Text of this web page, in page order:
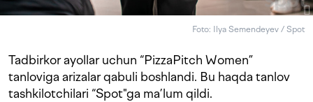
Foto: Ilya Semendeyev / Spot
Tadbirkor ayollar uchun “PizzaPitch Women”
tanloviga arizalar qabuli boshlandi. Bu haqda tanlov
tashkilotchilari “Spot"ga ma’lum qildi.